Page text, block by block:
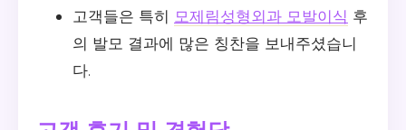
고객들은 특히 모제림성형외과 모발이식 후
의 발모 결과에 많은 칭찬을 보내주셨습니
다.